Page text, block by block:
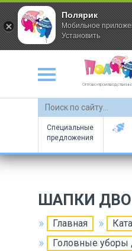
Оптово-
Специальные
предложения
ШАПКИ
Главная
Головные уборы
Полярик
Мобильное
Установить